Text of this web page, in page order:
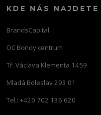
KDE NÁS NAJDETE
BrandsCapital
OC Bondy centrum
Tř. Václava Klementa 1459
Mladá Boleslav 293 01
Tel.: +420 702 136 620